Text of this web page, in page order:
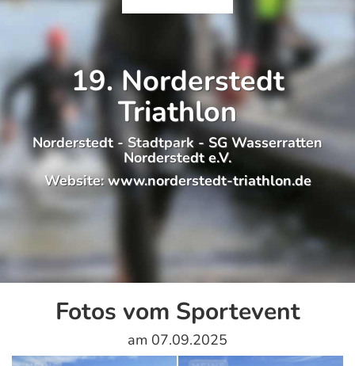
19. Norderstedt
Triathlon
Norderstedt - Stadtpark - SG Wasserratten
Norderstedt e.V.
Website:www.norderstedt-triathlon.de
Fotos vom Sportevent
am 07.09.2025